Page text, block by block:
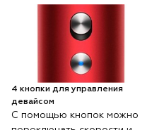
4 кнопки для управления
девайсом
С помощью кнопок можно